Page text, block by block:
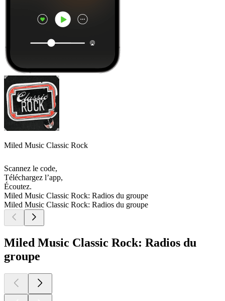
Miled Music Classic Rock
Scannez le code,
Téléchargez l’app,
Écoutez.
Miled Music Classic Rock: Radios du groupe
Miled Music Classic Rock: Radios du groupe
Miled Music Classic Rock: Radios du
groupe